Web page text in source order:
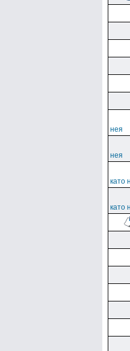
нея
нея
като
като